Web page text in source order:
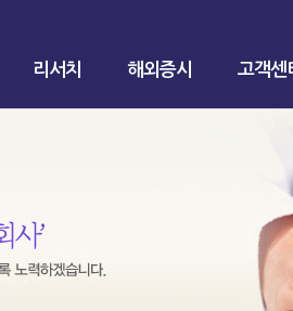
리서치 해외증시 고객센